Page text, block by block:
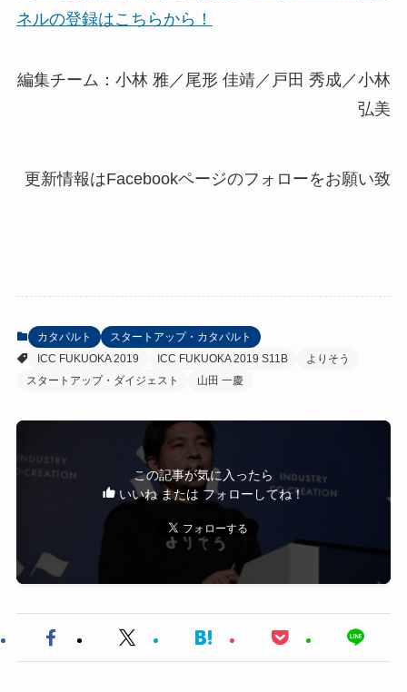
ネルの登録はこちらから！
編集チーム：小林 雅／尾形 佳靖／戸田 秀成／小林
弘美
カタパルト
スタートアップ・カタパルト
ICC FUKUOKA 2019
ICC FUKUOKA 2019 S11B
よりそう
スタートアップ・ダイジェスト
山田 一慶
この記事が気に入ったら
いいね または フォローしてね！